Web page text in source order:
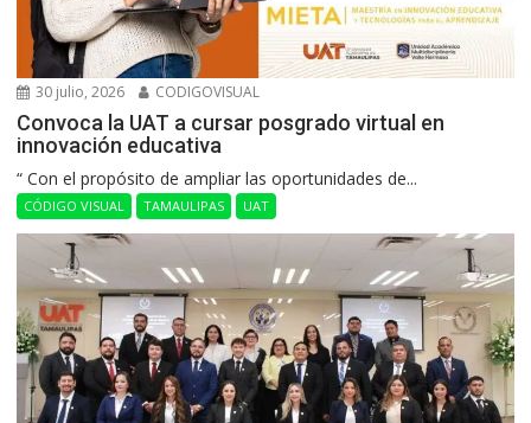
30 julio, 2026 CODIGOVISUAL
Convoca la UAT a cursar posgrado virtual en
innovación educativa
“ Con el propósito de ampliar las oportunidades de...
CÓDIGO VISUAL TAMAULIPAS UAT